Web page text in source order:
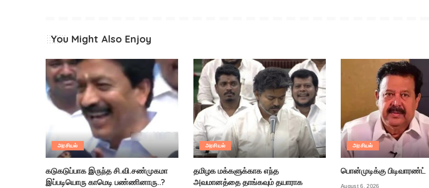
You Might Also Enjoy
அரசியல்
கடுகடுப்பாக இருந்த சி.வி.சண்முகமா
இப்படியொரு காமெடி பண்ணினாரு..?
அரசியல்
தமிழக மக்களுக்காக எந்த
அவமானத்தை தாங்கவும் தயாராக
அரசியல்
பொன்முடிக்கு பிடிவாரண்ட்
August 6, 2026